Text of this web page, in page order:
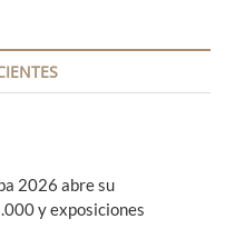
2026 abre su
y exposiciones